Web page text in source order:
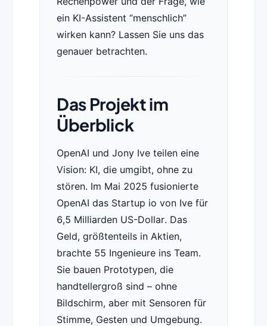
ein KI-Assistent “menschlich”
wirken kann? Lassen Sie uns das
genauer betrachten.
Das Projekt im
Überblick
OpenAI und Jony Ive teilen eine
Vision: KI, die umgibt, ohne zu
stören. Im Mai 2025 fusionierte
OpenAI das Startup io von Ive für
6,5 Milliarden US-Dollar. Das
Geld, größtenteils in Aktien,
brachte 55 Ingenieure ins Team.
Sie bauen Prototypen, die
handtellergroß sind – ohne
Bildschirm, aber mit Sensoren für
Stimme, Gesten und Umgebung.